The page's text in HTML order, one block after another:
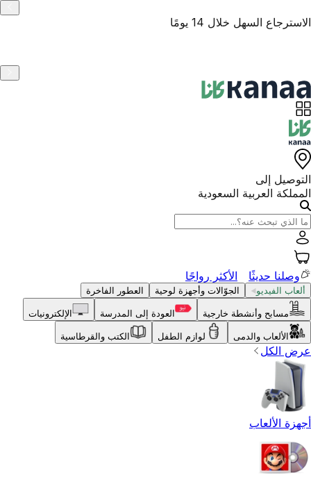
الاسترجاع السهل خلال 14 يومًا
التوصيل إلى
المملكة العربية السعودية
وصلنا حديثًا الأكثر رواجًا
ألعاب الفيديو الجوّالات وأجهزة لوحية العطور الفاخرة
مسابح وأنشطة خارجية العودة إلى المدرسة الإلكترونيات
الألعاب والدمى لوازم الطفل الكتب والقرطاسية
عرض الكل
أجهزة الألعاب